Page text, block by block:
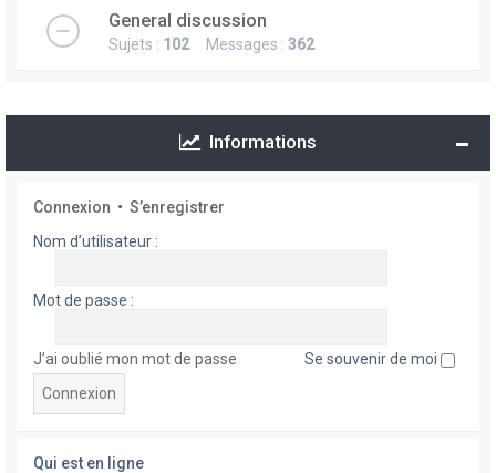
General discussion
Sujets : 102Messages : 362
Informations
Connexion • S’enregistrer
Nom d’utilisateur :
Mot de passe :
J’ai oublié mon mot de passe Se souvenir de moi
Qui est en ligne